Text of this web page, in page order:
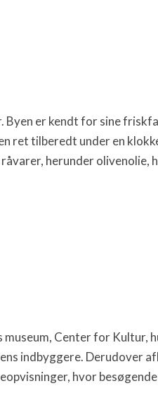
er kendt for sine
ret tilberedt under en
herunder olivenolie,
Center for
indbyggere. Derudover
hvor